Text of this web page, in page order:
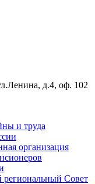
д.4, оф. 102
и труда
организация
региональный Совет